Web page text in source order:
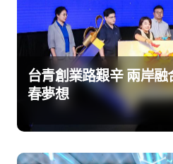
台青創業路艱辛 兩岸融
春夢想